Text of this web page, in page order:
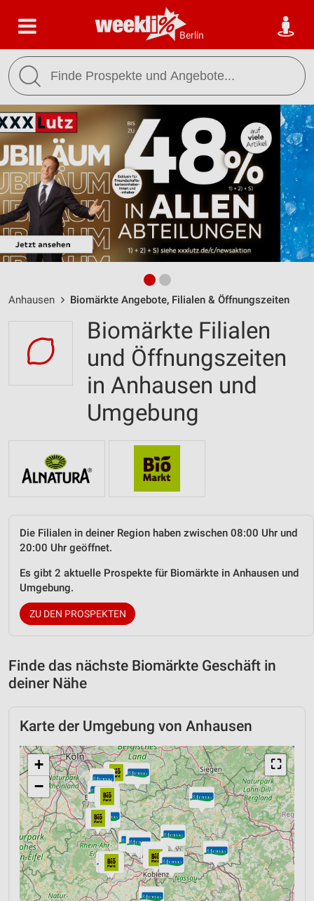
Berlin
Anhausen Biomärkte Angebote, Filialen & Öffnungszeiten
Biomärkte Filialen
und Öffnungszeiten
in Anhausen und
Umgebung
Die Filialen in deiner Region haben zwischen 08:00 Uhr und
20:00 Uhr geöffnet.
Es gibt 2 aktuelle Prospekte für Biomärkte in Anhausen und
Umgebung.
ZU DEN PROSPEKTEN
Finde das nächste Biomärkte Geschäft in
deiner Nähe
Karte der Umgebung von Anhausen
⛶
+
−